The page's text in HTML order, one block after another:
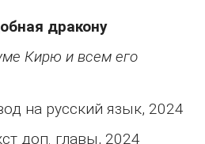
дракону
Кирю и всем его
на русский язык, 2024
доп. главы, 2024